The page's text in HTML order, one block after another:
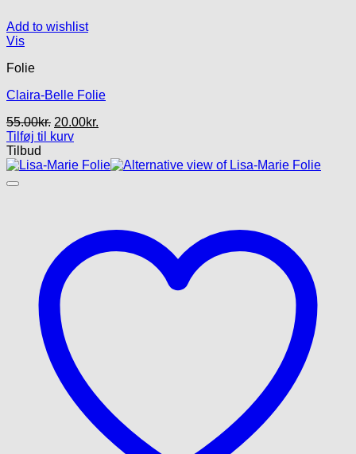
Add to wishlist
Vis
Folie
Claira-Belle Folie
55.00kr. Den
oprindelige
var:
20.00kr.
er:
Tilføj til kurv
Tilbud